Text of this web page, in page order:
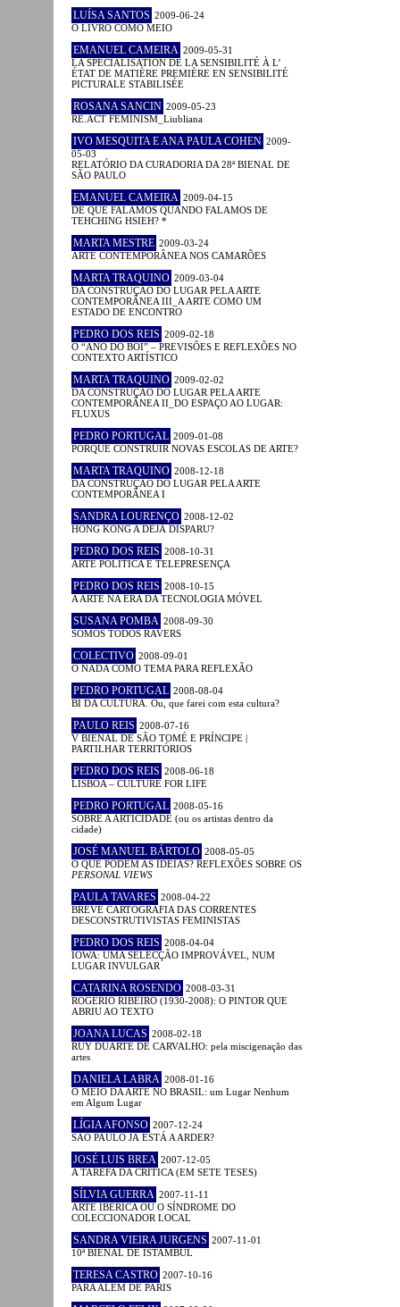
LUÍSA SANTOS 2009-06-24
O LIVRO COMO MEIO
EMANUEL CAMEIRA 2009-05-31
LA SPÉCIALISATION DE LA SENSIBILITÉ À L’
ÉTAT DE MATIÈRE PREMIÈRE EN SENSIBILITÉ
PICTURALE STABILISÉE
ROSANA SANCIN 2009-05-23
RE.ACT FEMINISM_Liubliana
IVO MESQUITA E ANA PAULA COHEN 2009-
05-03
RELATÓRIO DA CURADORIA DA 28ª BIENAL DE
SÃO PAULO
EMANUEL CAMEIRA 2009-04-15
DE QUE FALAMOS QUANDO FALAMOS DE
TEHCHING HSIEH? *
MARTA MESTRE 2009-03-24
ARTE CONTEMPORÂNEA NOS CAMARÕES
MARTA TRAQUINO 2009-03-04
DA CONSTRUÇÃO DO LUGAR PELA ARTE
CONTEMPORÂNEA III_A ARTE COMO UM
ESTADO DE ENCONTRO
PEDRO DOS REIS 2009-02-18
O “ANO DO BOI” – PREVISÕES E REFLEXÕES NO
CONTEXTO ARTÍSTICO
MARTA TRAQUINO 2009-02-02
DA CONSTRUÇÃO DO LUGAR PELA ARTE
CONTEMPORÂNEA II_DO ESPAÇO AO LUGAR:
FLUXUS
PEDRO PORTUGAL 2009-01-08
PORQUÊ CONSTRUIR NOVAS ESCOLAS DE ARTE?
MARTA TRAQUINO 2008-12-18
DA CONSTRUÇÃO DO LUGAR PELA ARTE
CONTEMPORÂNEA I
SANDRA LOURENÇO 2008-12-02
HONG KONG A DÉJÀ DISPARU?
PEDRO DOS REIS 2008-10-31
ARTE POLÍTICA E TELEPRESENÇA
PEDRO DOS REIS 2008-10-15
A ARTE NA ERA DA TECNOLOGIA MÓVEL
SUSANA POMBA 2008-09-30
SOMOS TODOS RAVERS
COLECTIVO 2008-09-01
O NADA COMO TEMA PARA REFLEXÃO
PEDRO PORTUGAL 2008-08-04
BI DA CULTURA. Ou, que farei com esta cultura?
PAULO REIS 2008-07-16
V BIENAL DE SÃO TOMÉ E PRÍNCIPE |
PARTILHAR TERRITÓRIOS
PEDRO DOS REIS 2008-06-18
LISBOA – CULTURE FOR LIFE
PEDRO PORTUGAL 2008-05-16
SOBRE A ARTICIDADE (ou os artistas dentro da
cidade)
JOSÉ MANUEL BÁRTOLO 2008-05-05
O QUE PODEM AS IDEIAS? REFLEXÕES SOBRE OS
PERSONAL VIEWS
PAULA TAVARES 2008-04-22
BREVE CARTOGRAFIA DAS CORRENTES
DESCONSTRUTIVISTAS FEMINISTAS
PEDRO DOS REIS 2008-04-04
IOWA: UMA SELECÇÃO IMPROVÁVEL, NUM
LUGAR INVULGAR
CATARINA ROSENDO 2008-03-31
ROGÉRIO RIBEIRO (1930-2008): O PINTOR QUE
ABRIU AO TEXTO
JOANA LUCAS 2008-02-18
RUY DUARTE DE CARVALHO: pela miscigenação das
artes
DANIELA LABRA 2008-01-16
O MEIO DA ARTE NO BRASIL: um Lugar Nenhum
em Algum Lugar
LÍGIA AFONSO 2007-12-24
SÃO PAULO JÁ ESTÁ A ARDER?
JOSÉ LUIS BREA 2007-12-05
A TAREFA DA CRÍTICA (EM SETE TESES)
SÍLVIA GUERRA 2007-11-11
ARTE IBÉRICA OU O SÍNDROME DO
COLECCIONADOR LOCAL
SANDRA VIEIRA JURGENS 2007-11-01
10ª BIENAL DE ISTAMBUL
TERESA CASTRO 2007-10-16
PARA ALÉM DE PARIS